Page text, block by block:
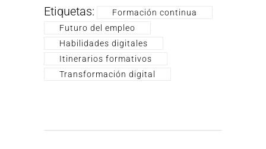
Etiquetas:
Formación continua
Futuro del empleo
Habilidades digitales
Itinerarios formativos
Transformación digital